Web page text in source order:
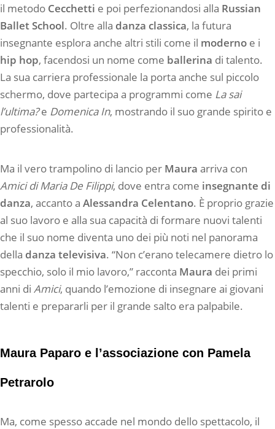
il metodo Cecchetti e poi perfezionandosi alla Russian
Ballet School. Oltre alla danza classica, la futura
insegnante esplora anche altri stili come il moderno e i
hip hop, facendosi un nome come ballerina di talento.
La sua carriera professionale la porta anche sul piccolo
schermo, dove partecipa a programmi come La sai
l’ultima?e Domenica In, mostrando il suo grande spirito e
professionalità.
Ma il vero trampolino di lancio per Maura arriva con
Amici di Maria De Filippi, dove entra come insegnante di
danza, accanto a Alessandra Celentano. È proprio grazie
al suo lavoro e alla sua capacità di formare nuovi talenti
che il suo nome diventa uno dei più noti nel panorama
della danza televisiva. “Non c’erano telecamere dietro lo
specchio, solo il mio lavoro,” racconta Maura dei primi
anni di Amici, quando l’emozione di insegnare ai giovani
talenti e prepararli per il grande salto era palpabile.
Maura Paparo e l’associazione con Pamela
Petrarolo
Ma, come spesso accade nel mondo dello spettacolo, il